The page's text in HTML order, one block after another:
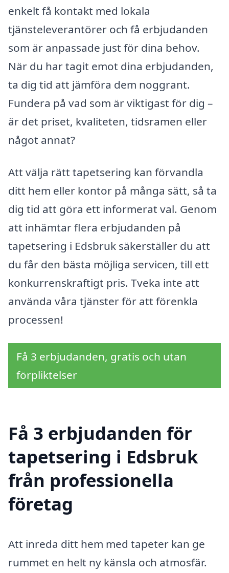
enkelt få kontakt med lokala
tjänsteleverantörer och få erbjudanden
som är anpassade just för dina behov.
När du har tagit emot dina erbjudanden,
ta dig tid att jämföra dem noggrant.
Fundera på vad som är viktigast för dig –
är det priset, kvaliteten, tidsramen eller
något annat?
Att välja rätt tapetsering kan förvandla
ditt hem eller kontor på många sätt, så ta
dig tid att göra ett informerat val. Genom
att inhämtar flera erbjudanden på
tapetsering i Edsbruk säkerställer du att
du får den bästa möjliga servicen, till ett
konkurrenskraftigt pris. Tveka inte att
använda våra tjänster för att förenkla
processen!
Få 3 erbjudanden, gratis och utan
förpliktelser
Få 3 erbjudanden för
tapetsering i Edsbruk
från professionella
företag
Att inreda ditt hem med tapeter kan ge
rummet en helt ny känsla och atmosfär.